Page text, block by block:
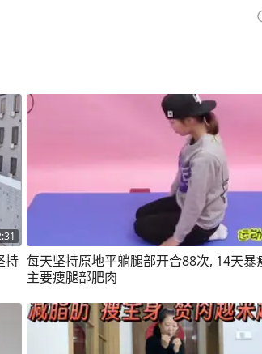
持 每天坚持原地平躺腿部开合88次, 14天暴
主要瘦腿部肥肉